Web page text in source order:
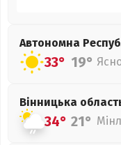
Автономна
33° 19°
Вінницька
34° 21°